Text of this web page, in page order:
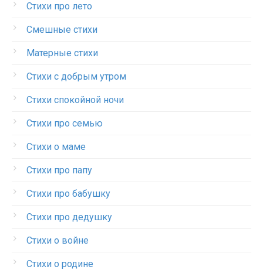
Стихи про лето
Смешные стихи
Матерные стихи
Стихи с добрым утром
Стихи спокойной ночи
Стихи про семью
Стихи о маме
Стихи про папу
Стихи про бабушку
Стихи про дедушку
Стихи о войне
Стихи о родине